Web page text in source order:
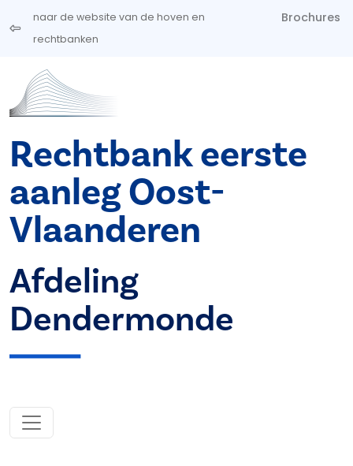
Overslaan en naar de inhoud gaan
naar de website van de hoven en
rechtbanken
Brochures
Rechtbank eerste
aanleg Oost-
Vlaanderen
Afdeling
Dendermonde